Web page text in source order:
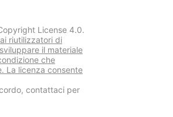
License 4.0.
riutilizzatori di
il materiale
che
La licenza consente
contattaci per